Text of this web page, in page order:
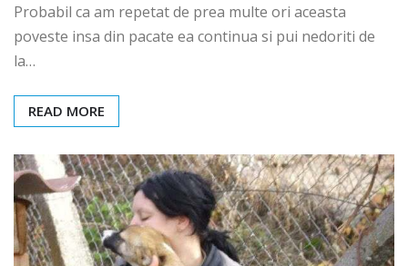
Probabil ca am repetat de prea multe ori aceasta
poveste insa din pacate ea continua si pui nedoriti de
la…
READ MORE